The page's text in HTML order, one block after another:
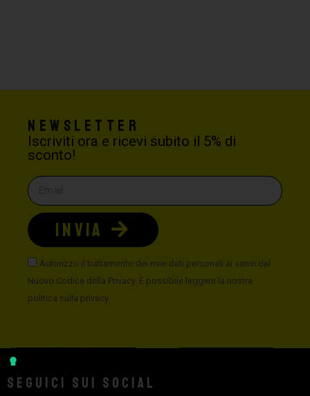
Newsletter
Iscriviti ora e ricevi subito il 5% di
sconto!
Autorizzo il trattamento dei miei dati personali ai sensi del
Nuovo Codice della Privacy. È possibile leggere la nostra
politica sulla privacy
INVIA
Seguici sui social